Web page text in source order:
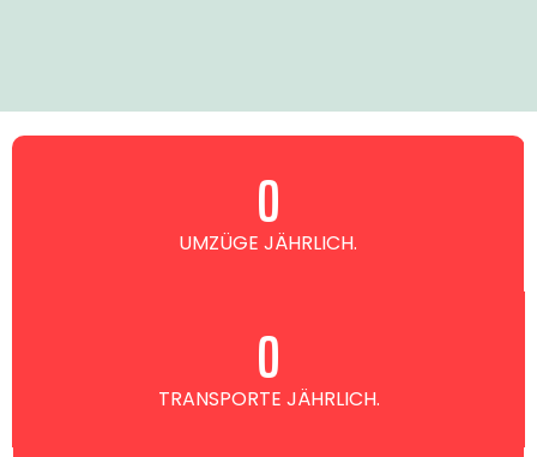
UMZÜGE JÄHRLICH.
0
TRANSPORTE JÄHRLICH.
0